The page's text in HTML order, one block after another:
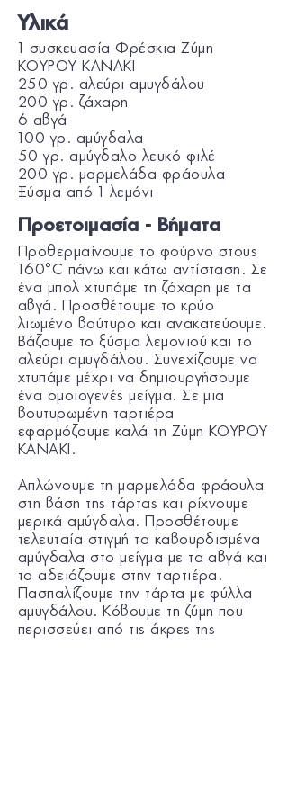
Υλικά
1 συσκευασία Φρέσκια Ζύμη
ΚΟΥΡΟΥ KANAKI
250 γρ. αλεύρι αμυγδάλου
200 γρ. ζάχαρη
6 αβγά
100 γρ. αμύγδαλα
50 γρ. αμύγδαλο λευκό φιλέ
200 γρ. μαρμελάδα φράουλα
Ξύσμα από 1 λεμόνι
Προετοιμασία - Βήματα
Προθερμαίνουμε το φούρνο στους
160°C πάνω και κάτω αντίσταση. Σε
ένα μπολ χτυπάμε τη ζάχαρη με τα
αβγά. Προσθέτουμε το κρύο
λιωμένο βούτυρο και ανακατεύουμε.
Βάζουμε το ξύσμα λεμονιού και το
αλεύρι αμυγδάλου. Συνεχίζουμε να
χτυπάμε μέχρι να δημιουργήσουμε
ένα ομοιογενές μείγμα. Σε μια
βουτυρωμένη ταρτιέρα
εφαρμόζουμε καλά τη Ζύμη ΚΟΥΡΟΥ
KANAKI.
Απλώνουμε τη μαρμελάδα φράουλα
στη βάση της τάρτας και ρίχνουμε
μερικά αμύγδαλα. Προσθέτουμε
τελευταία στιγμή τα καβουρδισμένα
αμύγδαλα στο μείγμα με τα αβγά και
το αδειάζουμε στην ταρτιέρα.
Πασπαλίζουμε την τάρτα με φύλλα
αμυγδάλου. Κόβουμε τη ζύμη που
περισσεύει από τις άκρες της